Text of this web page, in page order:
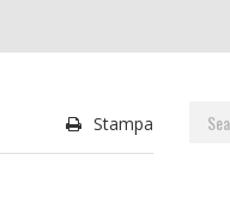
Stampa
Search
for: